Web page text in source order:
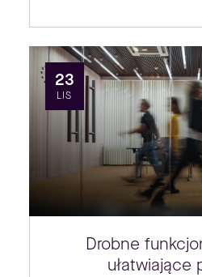
23
LIS
Drobne
ułatwiające